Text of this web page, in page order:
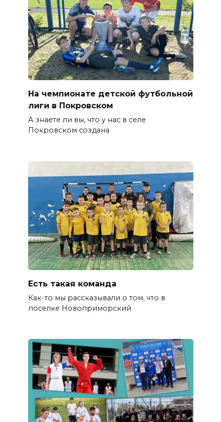
На чемпионате детской футбольной
лиги в Покровском
А знаете ли вы, что у нас в селе
Покровском создана
Есть такая команда
Как-то мы рассказывали о том, что в
поселке Новоприморский